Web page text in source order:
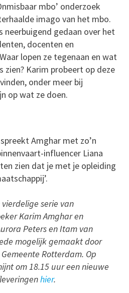
mbo’ onderzoek
imago van het mbo.
neerbuigend gedaan over het
docenten en
lopen ze tegenaan en wat
zien? Karim probeert op deze
onder meer bij
op wat ze doen.
Amghar met zo’n
influencer Liana
zien dat je met je opleiding
vierdelige serie van
Karim Amghar en
Peters en Itam van
mogelijk gemaakt door
Rotterdam. Op
om 18.15 uur een nieuwe
hier.